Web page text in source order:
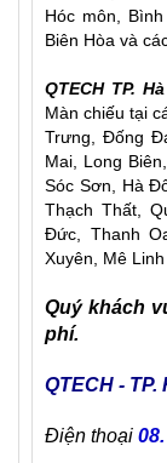
Hóc môn,
Biên Hòa và
QTECH TP.
Màn chiếu tại
Trưng, Đống
Mai, Long
Sóc Sơn, Hà
Thạch Thất,
Đức, Thanh
Xuyên, Mê
Quý khách
phí.
QTECH - TP.
Điện thoại